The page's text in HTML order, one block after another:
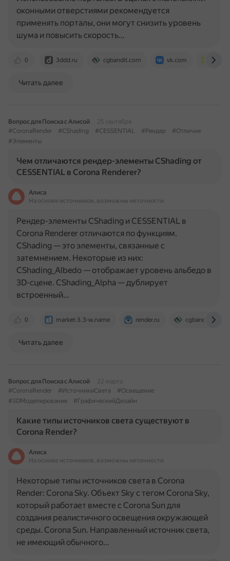
0 3ddd.ru cgbandit.com vk.com ok-
оконными отверстиями рекомендуется
применять порталы, они могут снизить уровень
шума и повысить скорость…
Читать далее
Вопрос для Поиска с Алисой
25 сентября
#CoronaRender
#CShading #CESSENTIAL #Рендер
#Отличия
#Элементы
Чем отличаются рендер-элементы CShading от
CESSENTIAL в Corona Renderer?
Алиса
На основе источников, возможны неточности
0 market-3.3-w.name render.ru cgbandit.com
Рендер-элементы CShading и CESSENTIAL в
Corona Renderer отличаются по функциям.
CShading — это элементы, связанные с
затемнением. Некоторые из них:
CShading_Albedo — отображает уровень альбедо в
3D-сцене. CShading_Alpha — дублирует
встроенный…
Читать далее
Вопрос для Поиска с Алисой
22 марта
#CoronaRender
#ИсточникиСвета
#Освещение
#3DМоделирование
#ГрафическийДизайн
Какие типы источников света существуют в
Corona Render?
Алиса
На основе источников, возможны неточности
Некоторые типы источников света в Corona
Render: Corona Sky. Объект Sky с тегом Corona Sky,
который работает вместе с Corona Sun для
создания реалистичного освещения окружающей
среды. Corona Sun. Направленный источник света,
не имеющий обычного…